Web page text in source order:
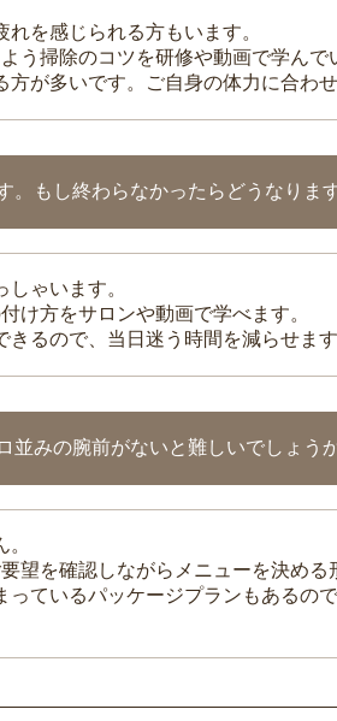
を感じられる方もいます。
う掃除のコツを研修や動画で学んで
が多いです。ご自身の体力に合わ
。もし終わらなかったらどうなりま
ゃいます。
け方をサロンや動画で学べます。
るので、当日迷う時間を減らせます
並みの腕前がないと難しいでしょう
望を確認しながらメニューを決める
ているパッケージプランもあるの